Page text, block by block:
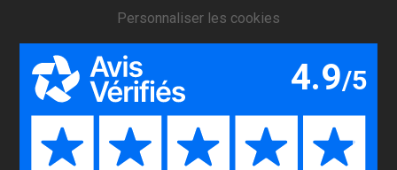
Personnaliser les cookies